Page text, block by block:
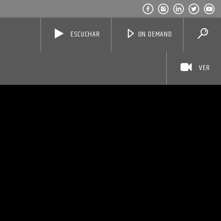
ON DEMAND
ESCUCHAR
VER